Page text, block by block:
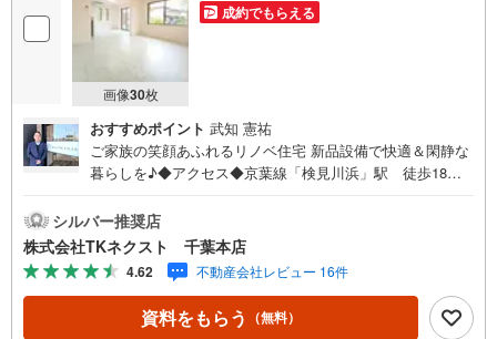
画像30枚
成約でもらえる
おすすめポイント 武知 憲祐
ご家族の笑顔あふれるリノベ住宅 新品設備で快適＆閑静な
暮らしを♪◆アクセス◆京葉線「検見川浜」駅 徒歩18分
くり過ごす時間が増える♪リビングは家族が自然と集まる
居心地の良い空間♪各居室に収納あり♪車通りも少なくお子
様とのお散歩も安心してできる閑静な住宅地♪全面は広々6
m道路で、駐車が苦手なママも安心して運転出来ます♪シス
テムキッチン、バスユニットも新品に入れ替え♪ご家族揃
って身支度可能なゆとりの洗面室♪◆周辺環境◆千葉市立
シルバー推奨店
株式会社TKネクスト 千葉本店
4.62 不動産会社レビュー 16件
資料をもらう （無料）